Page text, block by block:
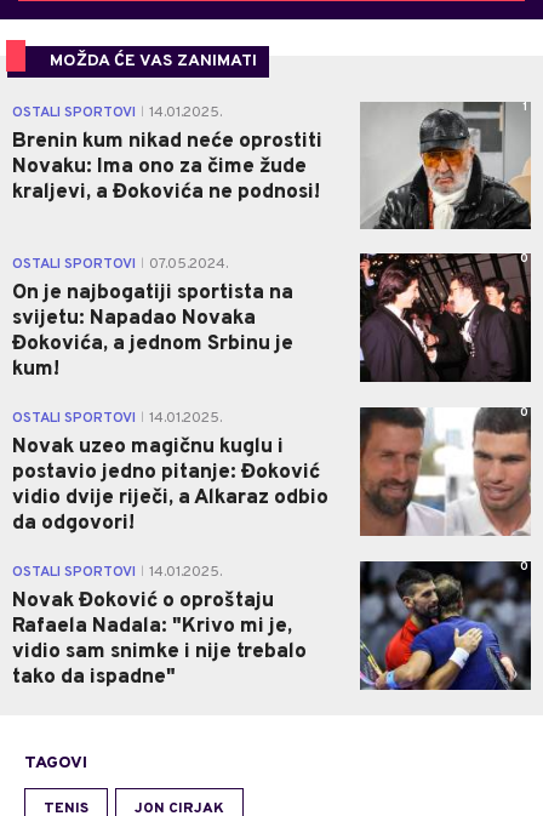
MOŽDA ĆE VAS ZANIMATI
OSTALI SPORTOVI 14.01.2025.
Brenin kum nikad neće oprostiti
Novaku: Ima ono za čime žude
kraljevi, a Đokovića ne podnosi!
1
OSTALI SPORTOVI 07.05.2024.
On je najbogatiji sportista na
svijetu: Napadao Novaka
Đokovića, a jednom Srbinu je
kum!
0
OSTALI SPORTOVI 14.01.2025.
Novak uzeo magičnu kuglu i
postavio jedno pitanje: Đoković
vidio dvije riječi, a Alkaraz odbio
da odgovori!
0
OSTALI SPORTOVI 14.01.2025.
Novak Đoković o oproštaju
Rafaela Nadala: "Krivo mi je,
vidio sam snimke i nije trebalo
tako da ispadne"
0
TAGOVI
TENIS JON CIRJAK